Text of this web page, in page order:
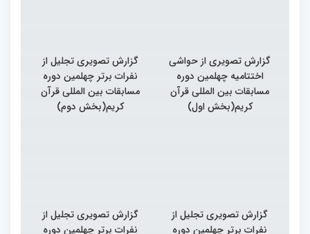
گزارش تصویری از حواشی
اختتامیه چهلمین دوره
مسابقات بین المللی قرآن
کریم(بخش اول)
گزارش تصویری تجلیل از
نفرات برتر چهلمین دوره
مسابقات بین المللی قرآن
کریم(بخش دوم)
گزارش تصویری تجلیل از
نفرات برتر چهلمین دوره
گزارش تصویری تجلیل از
نفرات برتر چهلمین دوره